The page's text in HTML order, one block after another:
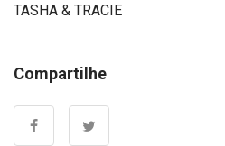
TASHA & TRACIE
Compartilhe